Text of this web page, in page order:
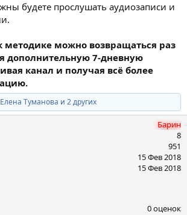
будете прослушать аудиозаписи и
можно возвращаться раз
дополнительную 7-дневную
канал и получая всё более
Елена Туманова и 2 других
Барин
8
951
15 Фев 2018
15 Фев 2018
0 оценок